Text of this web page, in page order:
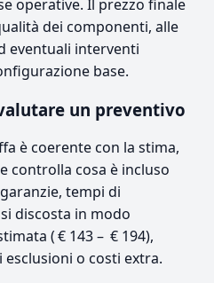
operative. Il prezzo finale
dei componenti, alle
eventuali interventi
base.
un preventivo
è coerente con la stima,
controlla cosa è incluso
tempi di
discosta in modo
( € 143 – € 194),
o costi extra.